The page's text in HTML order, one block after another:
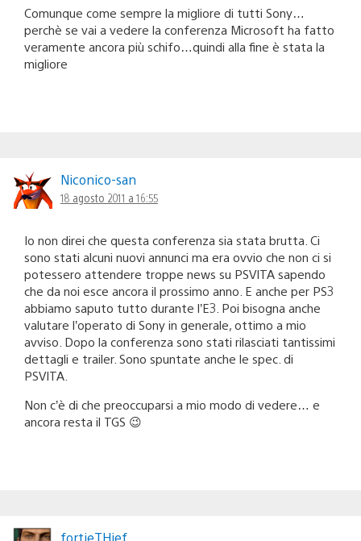
Comunque come sempre la migliore di tutti Sony…
perchè se vai a vedere la conferenza Microsoft ha fatto
veramente ancora più schifo…quindi alla fine è stata la
migliore
Niconico-san
18 agosto 2011 a 16:55
Io non direi che questa conferenza sia stata brutta. Ci
sono stati alcuni nuovi annunci ma era ovvio che non ci si
potessero attendere troppe news su PSVITA sapendo
che da noi esce ancora il prossimo anno. E anche per PS3
abbiamo saputo tutto durante l’E3. Poi bisogna anche
valutare l’operato di Sony in generale, ottimo a mio
avviso. Dopo la conferenza sono stati rilasciati tantissimi
dettagli e trailer. Sono spuntate anche le spec. di
PSVITA.
Non c’è di che preoccuparsi a mio modo di vedere… e
ancora resta il TGS 😉
fortieTHief